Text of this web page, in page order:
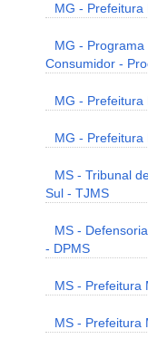
MG -
MG -
Consumidor -
MG - Prefeitura
MG -
MS - Tribunal
Sul - TJMS
MS -
- DPMS
MS - Prefeitura
MS - Prefeitura